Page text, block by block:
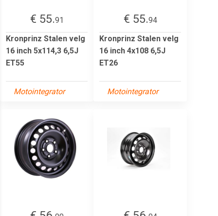
€ 55.91
Kronprinz Stalen velg
16 inch 5x114,3 6,5J
ET55
Motointegrator
€ 55.94
Kronprinz Stalen velg
16 inch 4x108 6,5J
ET26
Motointegrator